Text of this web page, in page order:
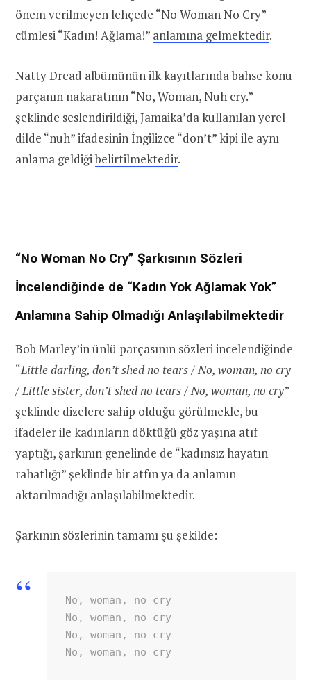
önem verilmeyen lehçede “No Woman No Cry”
cümlesi “Kadın! Ağlama!” anlamına gelmektedir.
Natty Dread albümünün ilk kayıtlarında bahse konu
parçanın nakaratının “No, Woman, Nuh cry.”
şeklinde seslendirildiği, Jamaika’da kullanılan yerel
dilde “nuh” ifadesinin İngilizce “don’t” kipi ile aynı
anlama geldiğibelirtilmektedir.
“No Woman No Cry” Şarkısının Sözleri
İncelendiğinde de “Kadın Yok Ağlamak Yok”
Anlamına Sahip Olmadığı Anlaşılabilmektedir
Bob Marley’in ünlü parçasının sözleri incelendiğinde
“Little darling, don’t shed no tears / No, woman, no cry
/ Little sister, don’t shed no tears / No, woman, no cry”
şeklinde dizelere sahip olduğu görülmekle, bu
ifadeler ile kadınların döktüğü göz yaşına atıf
yaptığı, şarkının genelinde de “kadınsız hayatın
rahatlığı” şeklinde bir atfın ya da anlamın
aktarılmadığı anlaşılabilmektedir.
Şarkının sözlerinin tamamı şu şekilde:
No, woman, no cry
No, woman, no cry
No, woman, no cry
No, woman, no cry